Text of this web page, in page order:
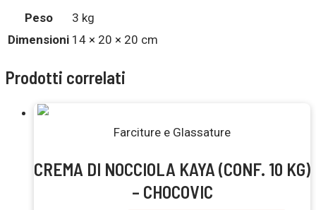
Peso
3 kg
Dimensioni 14 × 20 × 20 cm
Prodotti correlati
Farciture e Glassature
CREMA DI NOCCIOLA KAYA (CONF. 10 KG)
– CHOCOVIC